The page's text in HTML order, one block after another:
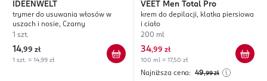
IDEENWELT
trymer do usuwania włosów w
uszach i nosie, Czarny
1 szt.
14,99 zł
1 szt. = 14,99 zł
VEET Men Total Pro
krem do depilacji, klatka piersiowa
i ciało
200 ml
34,99 zł
100 ml = 17,50 zł
Najniższa cena: 49,99 zł